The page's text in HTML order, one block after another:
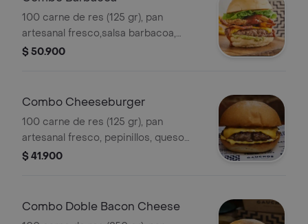
100 carne de res (125 gr), pan
artesanal fresco,salsa barbacoa,
anillos de cebolla, tocineta crocante,
$ 50.900
Combo Cheeseburger
100 carne de res (125 gr), pan
artesanal fresco, pepinillos, queso
americano y salsa de la casa + papas
$ 41.900
Combo Doble Bacon Cheese